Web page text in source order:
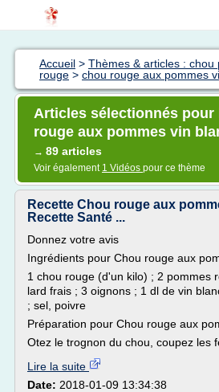
Accueil > Thèmes & articles : chou
rouge > chou rouge aux pommes
Articles sélectionnés pour
rouge aux pommes vin
→ 89 articles
Voir également 1 Vidéos pour ce thème
Recette Chou rouge aux
Recette Santé ...
Donnez votre avis
Ingrédients pour Chou rouge aux
1 chou rouge (d'un kilo) ; 2 pommes
lard frais ; 3 oignons ; 1 dl de vin
; sel, poivre
Préparation pour Chou rouge aux
Otez le trognon du chou, coupez les
Lire la suite
Date: 2018-01-09 13:34:38